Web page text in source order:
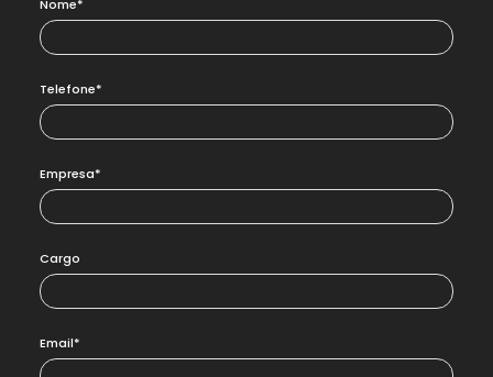
Nome*
Telefone*
Empresa*
Cargo
Email*